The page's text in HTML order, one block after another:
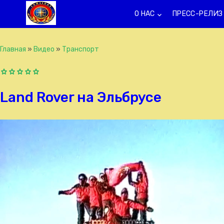
О НАС keyboard_arrow_down ПРЕСС-РЕЛИЗ
Главная » Видео » Транспорт
Land Rover на Эльбрусе